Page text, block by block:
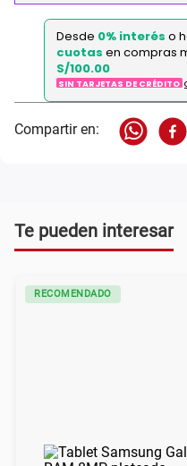
Desde 0% interés o
cuotas en compras
S/100.00
SIN TARJETAS DE CRÉDITO
Te pueden interesar
RECOMENDADO